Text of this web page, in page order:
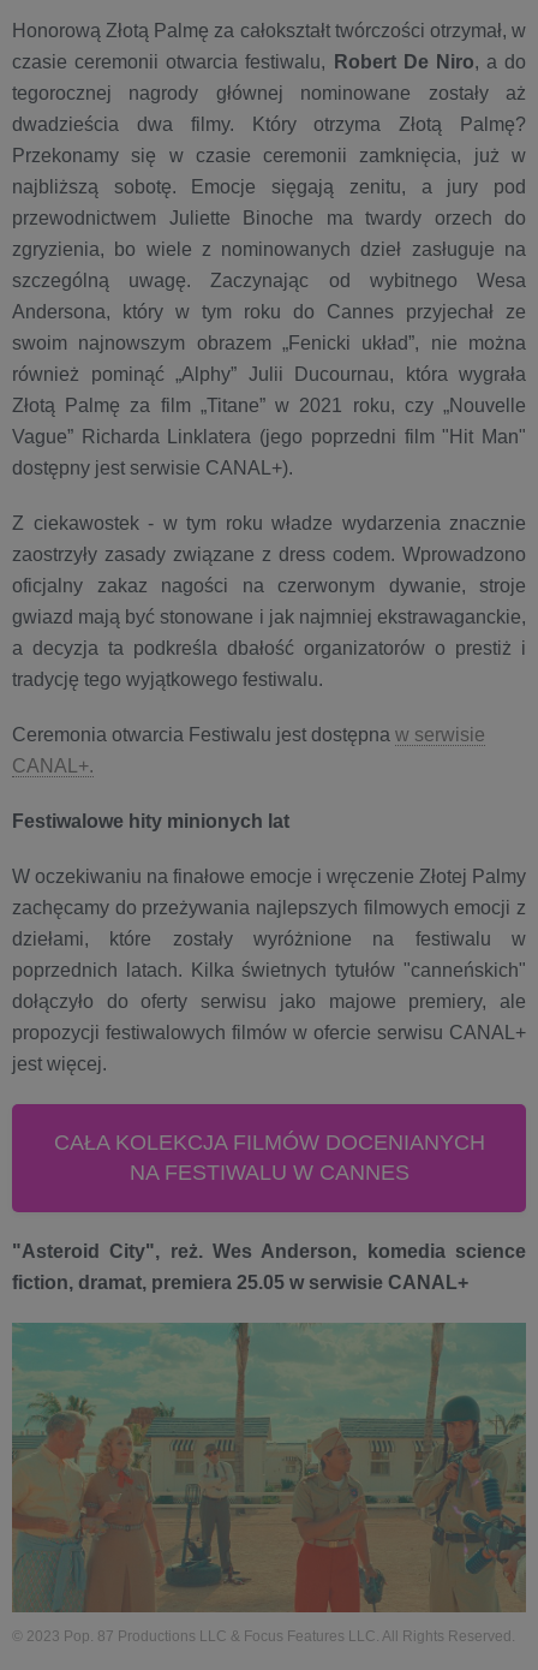
Honorową Złotą Palmę za całokształt twórczości otrzymał, w
czasie ceremonii otwarcia festiwalu,
Robert De Niro, a do
tegorocznej nagrody głównej nominowane zostały aż
dwadzieścia dwa filmy. Który otrzyma Złotą Palmę?
Przekonamy się w czasie ceremonii zamknięcia, już w
najbliższą sobotę. Emocje sięgają zenitu, a jury pod
przewodnictwem Juliette Binoche ma twardy orzech do
zgryzienia, bo wiele z nominowanych dzieł zasługuje na
szczególną uwagę. Zaczynając od wybitnego Wesa
Andersona, który w tym roku do Cannes przyjechał ze
swoim najnowszym obrazem „Fenicki układ”, nie można
również pominąć „Alphy” Julii Ducournau, która wygrała
Złotą Palmę za film „Titane” w 2021 roku, czy „Nouvelle
Vague” Richarda Linklatera (jego poprzedni film "Hit Man"
dostępny jest serwisie CANAL+).
Z ciekawostek - w tym roku władze wydarzenia znacznie
zaostrzyły zasady związane z dress codem. Wprowadzono
oficjalny zakaz nagości na czerwonym dywanie, stroje
gwiazd mają być stonowane i jak najmniej ekstrawaganckie,
a decyzja ta podkreśla dbałość organizatorów o prestiż i
tradycję tego wyjątkowego festiwalu.
Ceremonia otwarcia Festiwalu jest dostępna w serwisie
CANAL+.
Festiwalowe hity minionych lat
W oczekiwaniu na finałowe emocje i wręczenie Złotej Palmy
zachęcamy do przeżywania najlepszych filmowych emocji z
dziełami, które zostały wyróżnione na festiwalu w
poprzednich latach. Kilka świetnych tytułów "canneńskich"
dołączyło do oferty serwisu jako majowe premiery, ale
propozycji festiwalowych filmów w ofercie serwisu CANAL+
jest więcej.
CAŁA KOLEKCJA FILMÓW DOCENIANYCH
NA FESTIWALU W CANNES
"Asteroid City", reż. Wes Anderson, komedia science
fiction, dramat, premiera 25.05 w serwisie CANAL+
© 2023 Pop. 87 Productions LLC & Focus Features LLC. All Rights Reserved.